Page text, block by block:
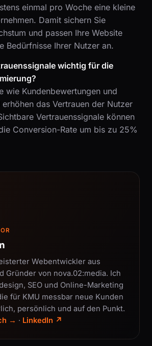
einmal pro Woche eine kleine
Damit sichern Sie
und passen Ihre Website
Bedürfnisse Ihrer Nutzer an.
wichtig für die
wie Kundenbewertungen und
das Vertrauen der Nutzer
Vertrauenssignale können
Conversion-Rate um bis zu 25%
Webentwickler aus
Gründer von nova.02:media. Ich
SEO und Online-Marketing
für KMU messbar neue Kunden
persönlich und auf den Punkt.
→ · LinkedIn ↗